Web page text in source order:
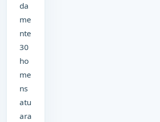
da
me
nte
30
ho
me
ns
atu
ara